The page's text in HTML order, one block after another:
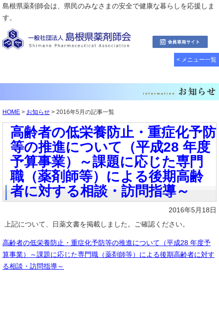
島根県薬剤師会は、県民のみなさまの安全で健康な暮らしを応援しま
す。
< メニュー一覧
HOME > お知らせ > 2016年5月の記事一覧
高齢者の低栄養防止・重症化予防
等の推進について（平成28 年度
予算事業）～課題に応じた専門
職（薬剤師等）による後期高齢
者に対する相談・訪問指導～
2016年5月18日
上記について、日薬文書を掲載しました。ご確認ください。
高齢者の低栄養防止・重症化予防等の推進について（平成28 年度予
算事業）～課題に応じた専門職（薬剤師等）による後期高齢者に対す
る相談・訪問指導～